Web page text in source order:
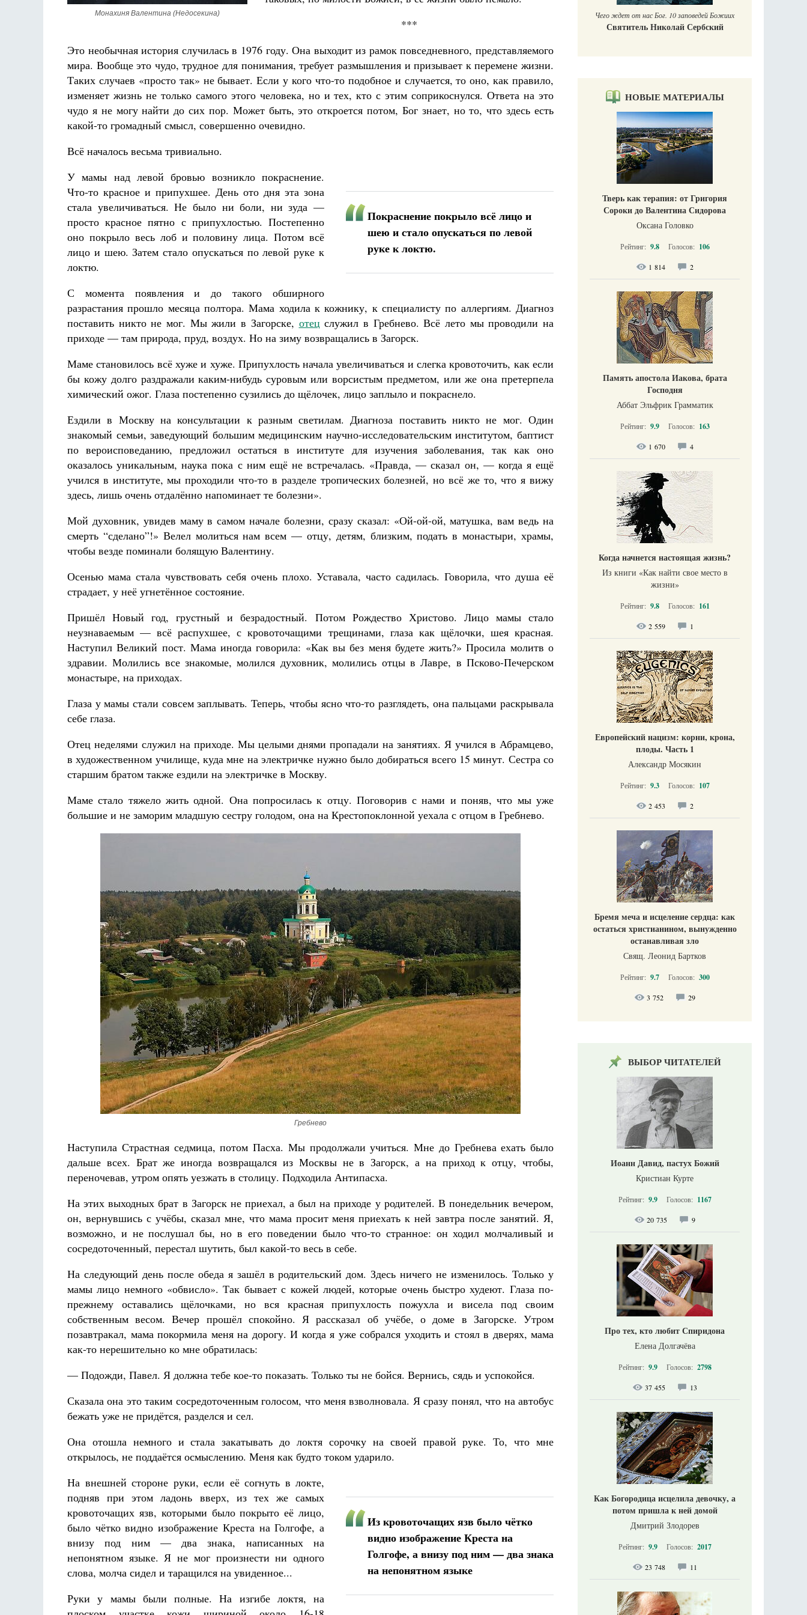
Монахиня Валентина (Недосекина)
***
Это необычная история случилась в 1976 году. Она выходит из рамок повседневного, представляемого
мира. Вообще это чудо, трудное для понимания, требует размышления и призывает к перемене жизни.
Таких случаев «просто так» не бывает. Если у кого что-то подобное и случается, то оно, как правило,
изменяет жизнь не только самого этого человека, но и тех, кто с этим соприкоснулся. Ответа на это
чудо я не могу найти до сих пор. Может быть, это откроется потом, Бог знает, но то, что здесь есть
какой-то громадный смысл, совершенно очевидно.
Всё началось весьма тривиально.
Покраснение покрыло всё лицо и
шею и стало опускаться по левой
руке к локтю.
У мамы над левой бровью возникло покраснение.
Что-то красное и припухшее. День ото дня эта зона
стала увеличиваться. Не было ни боли, ни зуда —
просто красное пятно с припухлостью. Постепенно
оно покрыло весь лоб и половину лица. Потом всё
лицо и шею. Затем стало опускаться по левой руке к
локтю.
С момента появления и до такого обширного
разрастания прошло месяца полтора. Мама ходила к кожнику, к специалисту по аллергиям. Диагноз
поставить никто не мог. Мы жили в Загорске, отецслужил в Гребнево. Всё лето мы проводили на
приходе — там природа, пруд, воздух. Но на зиму возвращались в Загорск.
Маме становилось всё хуже и хуже. Припухлость начала увеличиваться и слегка кровоточить, как если
бы кожу долго раздражали каким-нибудь суровым или ворсистым предметом, или же она претерпела
химический ожог. Глаза постепенно сузились до щёлочек, лицо заплыло и покраснело.
Ездили в Москву на консультации к разным светилам. Диагноза поставить никто не мог. Один
знакомый семьи, заведующий большим медицинским научно-исследовательским институтом, баптист
по вероисповеданию, предложил остаться в институте для изучения заболевания, так как оно
оказалось уникальным, наука пока с ним ещё не встречалась. «Правда, — сказал он, — когда я ещё
учился в институте, мы проходили что-то в разделе тропических болезней, но всё же то, что я вижу
здесь, лишь очень отдалённо напоминает те болезни».
Мой духовник, увидев маму в самом начале болезни, сразу сказал: «Ой-ой-ой, матушка, вам ведь на
смерть “сделано”!» Велел молиться нам всем — отцу, детям, близким, подать в монастыри, храмы,
чтобы везде поминали болящую Валентину.
Осенью мама стала чувствовать себя очень плохо. Уставала, часто садилась. Говорила, что душа её
страдает, у неё угнетённое состояние.
Пришёл Новый год, грустный и безрадостный. Потом Рождество Христово. Лицо мамы стало
неузнаваемым — всё распухшее, с кровоточащими трещинами, глаза как щёлочки, шея красная.
Наступил Великий пост. Мама иногда говорила: «Как вы без меня будете жить?» Просила молитв о
здравии. Молились все знакомые, молился духовник, молились отцы в Лавре, в Псково-Печерском
монастыре, на приходах.
Глаза у мамы стали совсем заплывать. Теперь, чтобы ясно что-то разглядеть, она пальцами раскрывала
себе глаза.
Отец неделями служил на приходе. Мы целыми днями пропадали на занятиях. Я учился в Абрамцево,
в художественном училище, куда мне на электричке нужно было добираться всего 15 минут. Сестра со
старшим братом также ездили на электричке в Москву.
Маме стало тяжело жить одной. Она попросилась к отцу. Поговорив с нами и поняв, что мы уже
большие и не заморим младшую сестру голодом, она на Крестопоклонной уехала с отцом в Гребнево.
Гребнево
Наступила Страстная седмица, потом Пасха. Мы продолжали учиться. Мне до Гребнева ехать было
дальше всех. Брат же иногда возвращался из Москвы не в Загорск, а на приход к отцу, чтобы,
переночевав, утром опять уезжать в столицу. Подходила Антипасха.
На этих выходных брат в Загорск не приехал, а был на приходе у родителей. В понедельник вечером,
он, вернувшись с учёбы, сказал мне, что мама просит меня приехать к ней завтра после занятий. Я,
возможно, и не послушал бы, но в его поведении было что-то странное: он ходил молчаливый и
сосредоточенный, перестал шутить, был какой-то весь в себе.
На следующий день после обеда я зашёл в родительский дом. Здесь ничего не изменилось. Только у
мамы лицо немного «обвисло». Так бывает с кожей людей, которые очень быстро худеют. Глаза по-
прежнему оставались щёлочками, но вся красная припухлость пожухла и висела под своим
собственным весом. Вечер прошёл спокойно. Я рассказал об учёбе, о доме в Загорске. Утром
позавтракал, мама покормила меня на дорогу. И когда я уже собрался уходить и стоял в дверях, мама
как-то нерешительно ко мне обратилась:
— Подожди, Павел. Я должна тебе кое-то показать. Только ты не бойся. Вернись, сядь и успокойся.
Сказала она это таким сосредоточенным голосом, что меня взволновала. Я сразу понял, что на автобус
бежать уже не придётся, разделся и сел.
Она отошла немного и стала закатывать до локтя сорочку на своей правой руке. То, что мне
открылось, не поддаётся осмыслению. Меня как будто током ударило.
Из кровоточащих язв было чётко
видно изображение Креста на
Голгофе, а внизу под ним — два знака
на непонятном языке
На внешней стороне руки, если её согнуть в локте,
подняв при этом ладонь вверх, из тех же самых
кровоточащих язв, которыми было покрыто её лицо,
было чётко видно изображение Креста на Голгофе, а
внизу под ним — два знака, написанных на
непонятном языке. Я не мог произнести ни одного
слова, молча сидел и таращился на увиденное...
Руки у мамы были полные. На изгибе локтя, на
Разлуки не будет
Фредерика де Грааф Чего ждет от нас Бог. 10 заповедей Божиих
Святитель Николай Сербский
НОВЫЕ МАТЕРИАЛЫ
Тверь как терапия: от Григория
Сороки до Валентина Сидорова
Оксана Головко
Рейтинг: 9.8 Голосов: 106
1 814 2
Память апостола Иакова, брата
Господня
Аббат Эльфрик Грамматик
Рейтинг: 9.9 Голосов: 163
1 670 4
Когда начнется настоящая жизнь?
Из книги «Как найти свое место в
жизни​»
Рейтинг: 9.8 Голосов: 161
2 559 1
Европейский нацизм: корни, крона,
плоды. Часть 1
Александр Мосякин
Рейтинг: 9.3 Голосов: 107
2 453 2
Бремя меча и исцеление сердца: как
остаться христианином, вынужденно
останавливая зло
Свящ. Леонид Бартков
Рейтинг: 9.7 Голосов: 300
3 752 29
ВЫБОР ЧИТАТЕЛЕЙ
Иоанн Давид, пастух Божий
Кристиан Курте
Рейтинг: 9.9 Голосов: 1167
20 735 9
Про тех, кто любит Спиридона
Елена Долгачёва
Рейтинг: 9.9 Голосов: 2798
37 455 13
Как Богородица исцелила девочку, а
потом пришла к ней домой
Дмитрий Злодорев
Рейтинг: 9.9 Голосов: 2017
23 748 11